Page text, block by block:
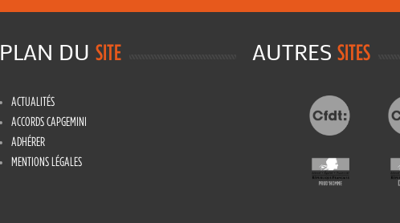
PLAN DU SITE
ACTUALITÉS
ACCORDS CAPGEMINI
ADHÉRER
MENTIONS LÉGALES
AUTRES SITES